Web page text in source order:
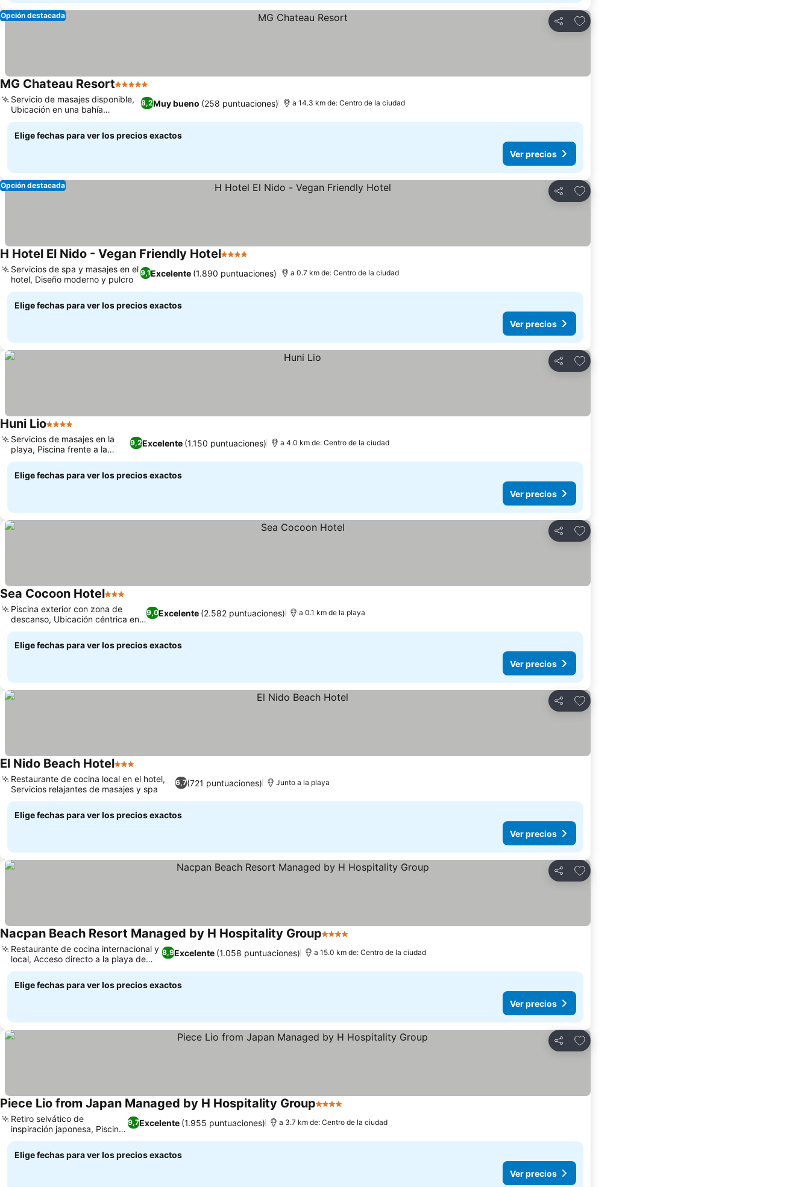
Compartir
Agregar a favoritos
Opción destacada
MG Chateau Resort5 Estrellas
8,2Muy bueno (258 puntuaciones)
Servicio de masajes disponible,
Ubicación en una bahía
apartada
a 14.3 km de: Centro de la ciudad
Elige fechas para ver los precios exactos
Ver precios
Compartir
Agregar a favoritos
Opción destacada
H Hotel El Nido - Vegan Friendly Hotel4 Estrellas
9,1Excelente (1.890 puntuaciones)
Servicios de spa y masajes en el
hotel, Diseño moderno y pulcro
a 0.7 km de: Centro de la ciudad
Elige fechas para ver los precios exactos
Ver precios
Compartir
Agregar a favoritos
Huni Lio4 Estrellas
9,2Excelente (1.150 puntuaciones)
Servicios de masajes en la
playa, Piscina frente a la
playa
a 4.0 km de: Centro de la ciudad
Elige fechas para ver los precios exactos
Ver precios
Compartir
Agregar a favoritos
Sea Cocoon Hotel3 Estrellas
9,0Excelente (2.582 puntuaciones)
Piscina exterior con zona de
descanso, Ubicación céntrica en
El Nido
a 0.1 km de la playa
Elige fechas para ver los precios exactos
Ver precios
Compartir
Agregar a favoritos
El Nido Beach Hotel3 Estrellas
6,7(721 puntuaciones)
Restaurante de cocina local en el hotel,
Servicios relajantes de masajes y spa
Junto a la playa
Elige fechas para ver los precios exactos
Ver precios
Compartir
Agregar a favoritos
Nacpan Beach Resort Managed by H Hospitality Group4 Estrellas
8,9Excelente (1.058 puntuaciones)
Restaurante de cocina internacional y
local, Acceso directo a la playa de
Nacpan
a 15.0 km de: Centro de la ciudad
Elige fechas para ver los precios exactos
Ver precios
Compartir
Agregar a favoritos
Piece Lio from Japan Managed by H Hospitality Group4 Estrellas
9,7Excelente (1.955 puntuaciones)
Retiro selvático de
inspiración japonesa, Piscina
exterior
a 3.7 km de: Centro de la ciudad
Elige fechas para ver los precios exactos
Ver precios